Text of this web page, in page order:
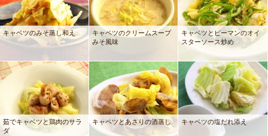
キャベツのみそ蒸し和え
キャベツのクリームスープ
みそ風味
キャベツとピーマンのオイ
スターソース炒め
茹でキャベツと鶏肉のサラ
ダ
キャベツとあさりの酒蒸し キャベツの塩だれ添え